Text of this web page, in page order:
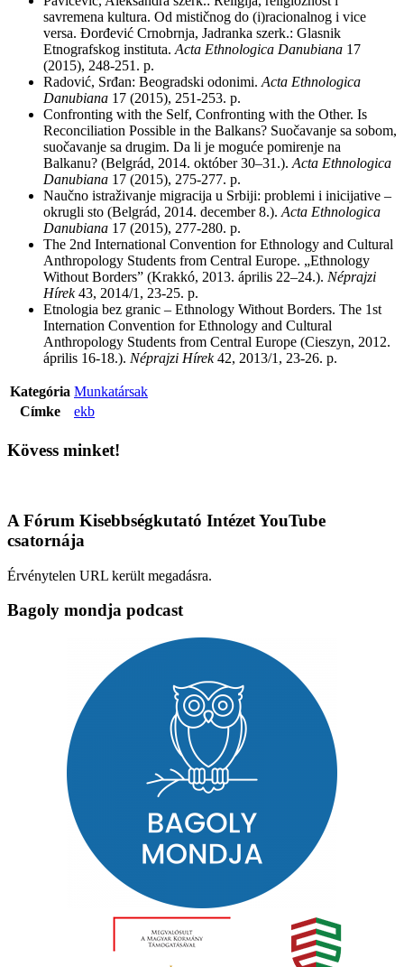
savremena kultura. Od mističnog do (i)racionalnog i vice
versa. Đorđević Crnobrnja, Jadranka szerk.: Glasnik
Etnografskog instituta. Acta Ethnologica Danubiana 17
(2015), 248-251. p.
Radović, Srđan: Beogradski odonimi. Acta Ethnologica
Danubiana 17 (2015), 251-253. p.
Confronting with the Self, Confronting with the Other. Is
Reconciliation Possible in the Balkans? Suočavanje sa sobom,
suočavanje sa drugim. Da li je moguće pomirenje na
Balkanu? (Belgrád, 2014. október 30–31.). Acta Ethnologica
Danubiana 17 (2015), 275-277. p.
Naučno istraživanje migracija u Srbiji: problemi i inicijative –
okrugli sto (Belgrád, 2014. december 8.). Acta Ethnologica
Danubiana 17 (2015), 277-280. p.
The 2nd International Convention for Ethnology and Cultural
Anthropology Students from Central Europe. „Ethnology
Without Borders” (Krakkó, 2013. április 22–24.). Néprajzi
Hírek43, 2014/1, 23-25. p.
Etnologia bez granic – Ethnology Without Borders. The 1st
Internation Convention for Ethnology and Cultural
Anthropology Students from Central Europe (Cieszyn, 2012.
április 16-18.). Néprajzi Hírek42, 2013/1, 23-26. p.
Kategória Munkatársak
Címke
ekb
Kövess minket!
A Fórum Kisebbségkutató Intézet YouTube
csatornája
Érvénytelen URL került megadásra.
Bagoly mondja podcast